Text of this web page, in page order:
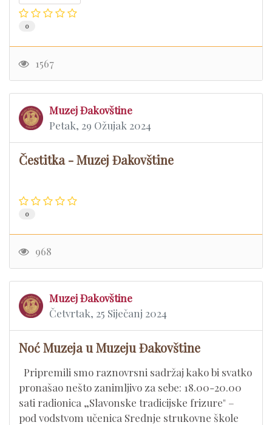
0
1567
Muzej Đakovštine
Petak, 29 Ožujak 2024
Čestitka - Muzej Đakovštine
0
968
Muzej Đakovštine
Četvrtak, 25 Siječanj 2024
Noć Muzeja u Muzeju Đakovštine
Pripremili smo raznovrsni sadržaj kako bi svatko
pronašao nešto zanimljivo za sebe: 18.00-20.00
sati radionica „Slavonske tradicijske frizure" –
pod vodstvom učenica Srednje strukovne škole